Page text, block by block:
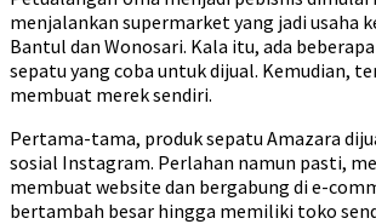
menjalankan supermarket yang jadi usaha
Bantul dan Wonosari. Kala itu, ada
sepatu yang coba untuk dijual. Kemudian,
membuat merek sendiri.
Pertama-tama, produk sepatu Amazara
sosial Instagram. Perlahan namun pasti,
membuat website dan bergabung di e-
bertambah besar hingga memiliki toko